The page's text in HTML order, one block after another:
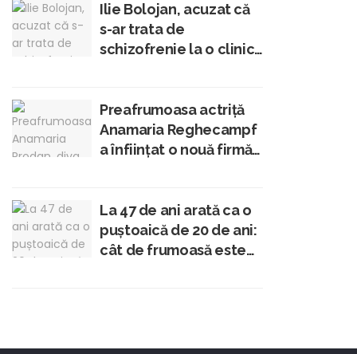
Ilie Bolojan, acuzat că
s-ar trata de
schizofrenie la o clinică
Române
Preafrumoasa actriță
Anamaria Reghecampf
a înfiinţat o nouă firmă
La 47 de ani arată ca o
puștoaică de 20 de ani:
cât de frumoasă este